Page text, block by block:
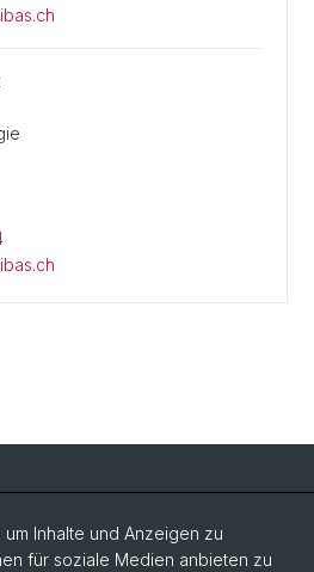
Inhalte und Anzeigen zu
für soziale Medien anbieten zu